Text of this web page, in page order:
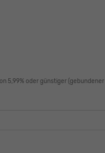
5,99% oder günstiger (gebundener